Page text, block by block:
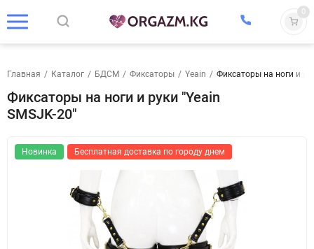
0
Главная / Каталог / БДСМ / Фиксаторы / Yeain / Фиксаторы на ноги и
Фиксаторы на ноги и руки "Yeain
SMSJK-20"
Новинка Бесплатная доставка по городу днем